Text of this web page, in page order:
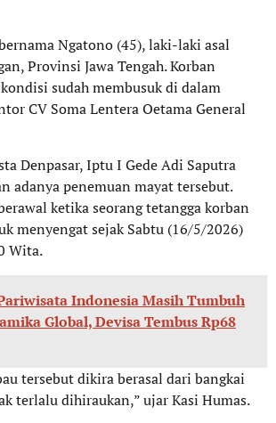
Ngatono (45), laki-laki asal
Provinsi Jawa Tengah. Korban
sudah membusuk di dalam
CV Soma Lentera Oetama General
Denpasar, Iptu I Gede Adi Saputra
adanya penemuan mayat tersebut.
ketika seorang tetangga korban
menyengat sejak Sabtu (16/5/2026)
Wita.
Indonesia Masih Tumbuh
Global, Devisa Tembus Rp68
tersebut dikira berasal dari bangkai
terlalu dihiraukan,” ujar Kasi Humas.